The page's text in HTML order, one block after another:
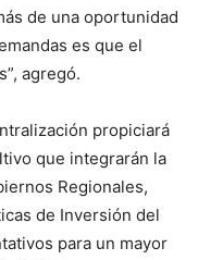
de una oportunidad
es que el
agregó.
propiciará
que integrarán la
Regionales,
de Inversión del
para un mayor